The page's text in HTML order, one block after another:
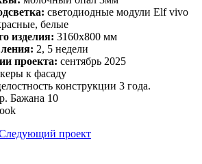
светодиодные модули Elf vivo
белые
изделия: 3160х800 мм
2, 5 недели
проекта: сентябрь 2025
к фасаду
конструкции 3 года.
Бажана 10
проект